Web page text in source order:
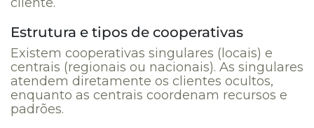
Estrutura e tipos de cooperativas
Existem cooperativas singulares (locais) e
centrais (regionais ou nacionais). As singulares
atendem diretamente os clientes ocultos,
enquanto as centrais coordenam recursos e
padrões.